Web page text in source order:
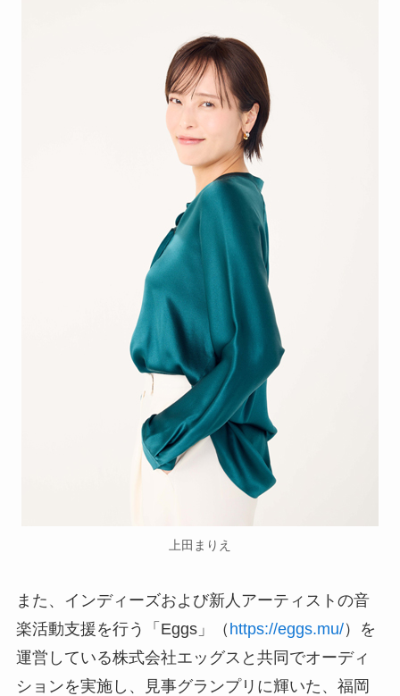
上田まりえ
また、インディーズおよび新人アーティストの音
楽活動支援を行う「Eggs」（ https://eggs.mu/）を
運営している株式会社エッグスと共同でオーディ
ションを実施し、見事グランプリに輝いた、福岡